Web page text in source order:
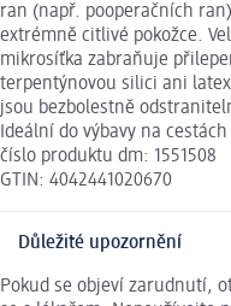
ran (např. pooperačních
extrémně citlivé pokožce.
mikrosíťka zabraňuje
terpentýnovou silici ani
jsou bezbolestně
Ideální do výbavy na
číslo produktu dm: 1551508
GTIN: 4042441020670
Důležité upozornění
Pokud se objeví zarudnutí,